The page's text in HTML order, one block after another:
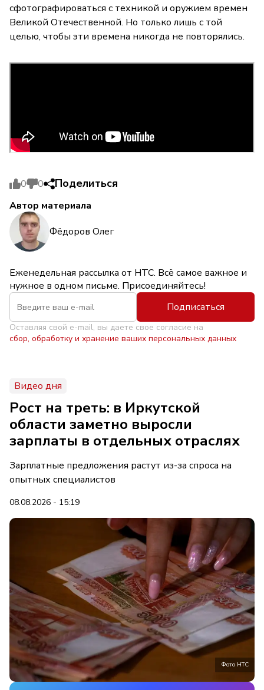
сфотографироваться с техникой и оружием времен
Великой Отечественной. Но только лишь с той
целью, чтобы эти времена никогда не повторялись.
0 0 Поделиться
Автор материала
Фёдоров Олег
Еженедельная рассылка от НТС. Всё самое важное и
нужное в одном письме. Присоединяйтесь!
Подписаться
Оставляя свой e-mail, вы даете свое согласие на
сбор, обработку и хранение ваших персональных данных
Видео дня
Рост на треть: в Иркутской
области заметно выросли
зарплаты в отдельных отраслях
Зарплатные предложения растут из-за спроса на
опытных специалистов
08.08.2026 - 15:19
Фото НТС